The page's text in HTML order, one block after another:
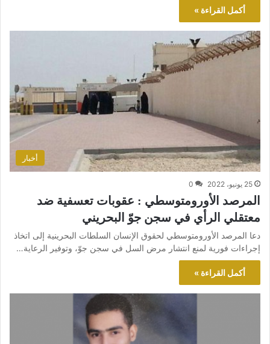
أكمل القراءة »
أخبار
25 يونيو، 2022 0
المرصد الأورومتوسطي : عقوبات تعسفية ضد
معتقلي الرأي في سجن جوّ البحريني
دعا المرصد الأورومتوسطي لحقوق الإنسان السلطات البحرينية إلى اتخاذ
إجراءات فورية لمنع انتشار مرض السل في سجن جوّ، وتوفير الرعاية…
أكمل القراءة »